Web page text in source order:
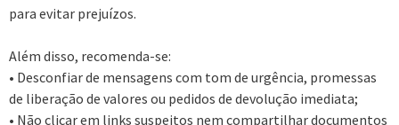
para evitar prejuízos.
Além disso, recomenda-se:
• Desconfiar de mensagens com tom de urgência, promessas
de liberação de valores ou pedidos de devolução imediata;
• Não clicar em links suspeitos nem compartilhar documentos